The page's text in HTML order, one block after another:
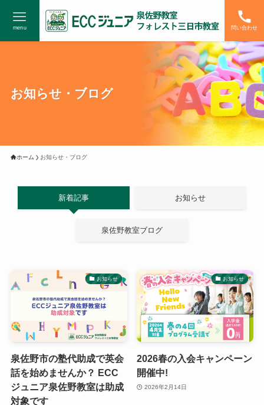
問い合わせ
menu
お知らせ・ブログ
ホーム お知らせ・ブログ
新着記事 お知らせ
泉佐野教室ブログ
お知らせ
泉佐野市の塾代助成で英会
話を始めませんか？ ECC
ジュニア泉佐野教室は助成
対象です
お知らせ
2026春の入会キャンペーン
開催中!
2026年2月14日